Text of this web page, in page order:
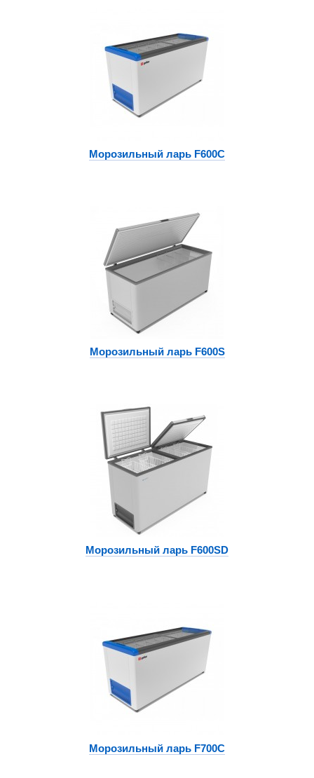
Морозильный ларь F600C
Морозильный ларь F600S
Морозильный ларь F600SD
Морозильный ларь F700C